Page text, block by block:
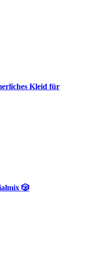
Kleid für
🎲